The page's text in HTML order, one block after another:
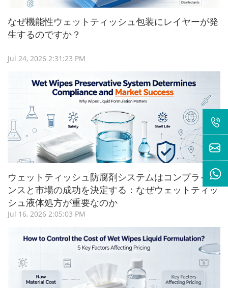
なぜ機能性ウェットティッシュ包装にレイヤーが発
生するのですか？
Jul 24, 2026 2:31:23 PM
ウェットティッシュ防腐剤システムはコンプライア
ンスと市場の成功を決定する：なぜウェットティッ
シュ液体処方が重要なのか
Jul 16, 2026 2:05:03 PM